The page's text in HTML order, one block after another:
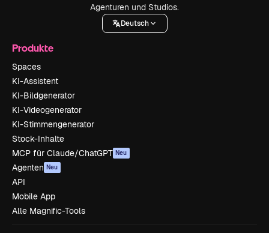
Agenturen und Studios.
Deutsch
Produkte
Spaces
KI-Assistent
KI-Bildgenerator
KI-Videogenerator
KI-Stimmengenerator
Stock-Inhalte
MCP für Claude/ChatGPT Neu
Agenten Neu
API
Mobile App
Alle Magnific-Tools